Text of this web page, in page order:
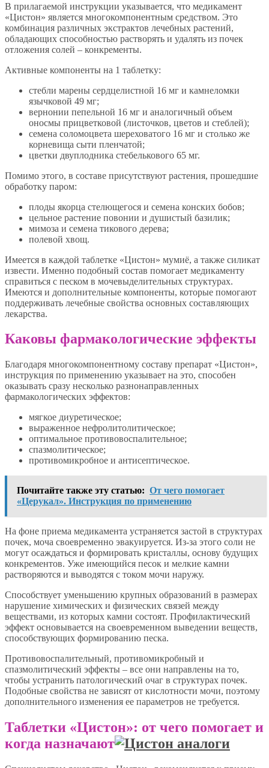
В прилагаемой инструкции указывается, что медикамент
«Цистон» является многокомпонентным средством. Это
комбинация различных экстрактов лечебных растений,
обладающих способностью растворять и удалять из почек
отложения солей – конкременты.
Активные компоненты на 1 таблетку:
стебли марены сердцелистной 16 мг и камнеломки
язычковой 49 мг;
вернонии пепельной 16 мг и аналогичный объем
оносмы прицветковой (листочков, цветов и стеблей);
семена соломоцвета шереховатого 16 мг и столько же
корневища сыти пленчатой;
цветки двуплодника стебелькового 65 мг.
Помимо этого, в составе присутствуют растения, прошедшие
обработку паром:
плоды якорца стелющегося и семена конских бобов;
цельное растение повонии и душистый базилик;
мимоза и семена тикового дерева;
полевой хвощ.
Имеется в каждой таблетке «Цистон» мумиё, а также силикат
извести. Именно подобный состав помогает медикаменту
справиться с песком в мочевыделительных структурах.
Имеются и дополнительные компоненты, которые помогают
поддерживать лечебные свойства основных составляющих
лекарства.
Каковы фармакологические эффекты
Благодаря многокомпонентному составу препарат «Цистон»,
инструкция по применению указывает на это, способен
оказывать сразу несколько разнонаправленных
фармакологических эффектов:
мягкое диуретическое;
выраженное нефролитолитическое;
оптимальное противовоспалительное;
спазмолитическое;
противомикробное и антисептическое.
Почитайте также эту статью: От чего помогает
«Церукал». Инструкция по применению
На фоне приема медикамента устраняется застой в структурах
почек, моча своевременно эвакуируется. Из-за этого соли не
могут осаждаться и формировать кристаллы, основу будущих
конкрементов. Уже имеющийся песок и мелкие камни
растворяются и выводятся с током мочи наружу.
Способствует уменьшению крупных образований в размерах
нарушение химических и физических связей между
веществами, из которых камни состоят. Профилактический
эффект основывается на своевременном выведении веществ,
способствующих формированию песка.
Противовоспалительный, противомикробный и
спазмолитический эффекты – все они направлены на то,
чтобы устранить патологический очаг в структурах почек.
Подобные свойства не зависят от кислотности мочи, поэтому
дополнительного изменения ее параметров не требуется.
Таблетки «Цистон»: от чего помогает и
когда назначают